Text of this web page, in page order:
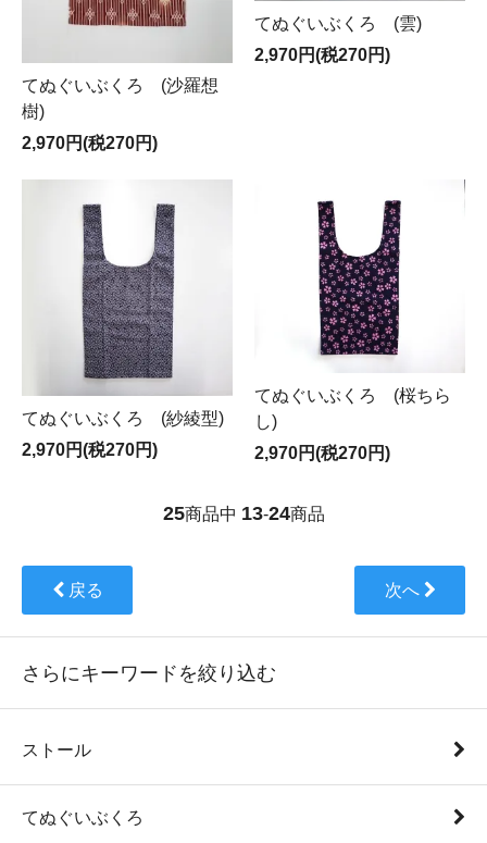
てぬぐいぶくろ (沙羅想
樹)
2,970円(税270円)
てぬぐいぶくろ (雲)
2,970円(税270円)
てぬぐいぶくろ (紗綾型)
2,970円(税270円)
てぬぐいぶくろ (桜ちら
し)
2,970円(税270円)
25商品中 13-24商品
戻る 次へ
さらにキーワードを絞り込む
ストール
てぬぐいぶくろ